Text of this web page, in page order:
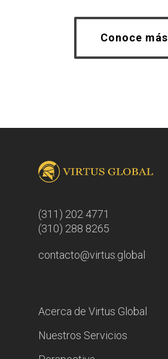
Conoce más
(311) 202 4771
(310) 288 8265
contacto@virtus.global
Acerca de Virtus Global
Nuestros Servicios